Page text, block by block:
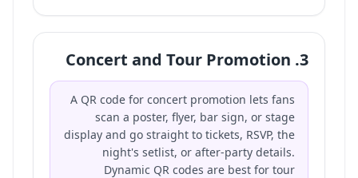
3. Concert and Tour Promotion
A QR code for concert promotion lets fans
scan a poster, flyer, bar sign, or stage
display and go straight to tickets, RSVP, the
night's setlist, or after-party details.
Dynamic QR codes are best for tour